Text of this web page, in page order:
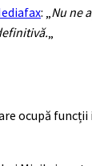
: „Nu ne
„
ocupă